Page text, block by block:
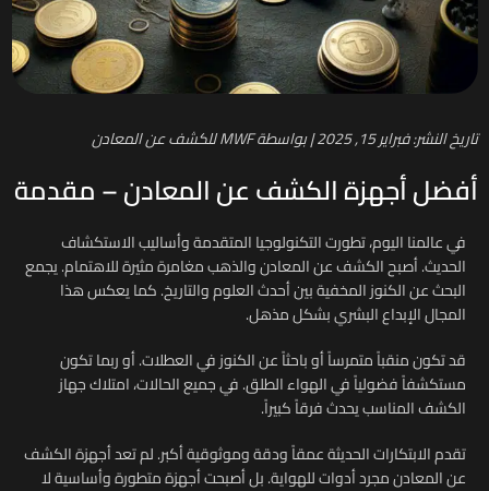
تاريخ النشر: فبراير 15, 2025 | بواسطة MWF للكشف عن المعادن
أفضل أجهزة الكشف عن المعادن – مقدمة
في عالمنا اليوم، تطورت التكنولوجيا المتقدمة وأساليب الاستكشاف
الحديث. أصبح الكشف عن المعادن والذهب مغامرة مثيرة للاهتمام. يجمع
البحث عن الكنوز المخفية بين أحدث العلوم والتاريخ. كما يعكس هذا
المجال الإبداع البشري بشكل مذهل.
قد تكون منقباً متمرساً أو باحثاً عن الكنوز في العطلات. أو ربما تكون
مستكشفاً فضولياً في الهواء الطلق. في جميع الحالات، امتلاك جهاز
الكشف المناسب يحدث فرقاً كبيراً.
تقدم الابتكارات الحديثة عمقاً ودقة وموثوقية أكبر. لم تعد أجهزة الكشف
عن المعادن مجرد أدوات للهواية. بل أصبحت أجهزة متطورة وأساسية لا